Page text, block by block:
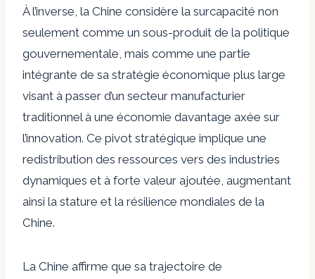
À l’inverse, la Chine considère la surcapacité non
seulement comme un sous-produit de la politique
gouvernementale, mais comme une partie
intégrante de sa stratégie économique plus large
visant à passer d’un secteur manufacturier
traditionnel à une économie davantage axée sur
l’innovation. Ce pivot stratégique implique une
redistribution des ressources vers des industries
dynamiques et à forte valeur ajoutée, augmentant
ainsi la stature et la résilience mondiales de la
Chine.
La Chine affirme que sa trajectoire de